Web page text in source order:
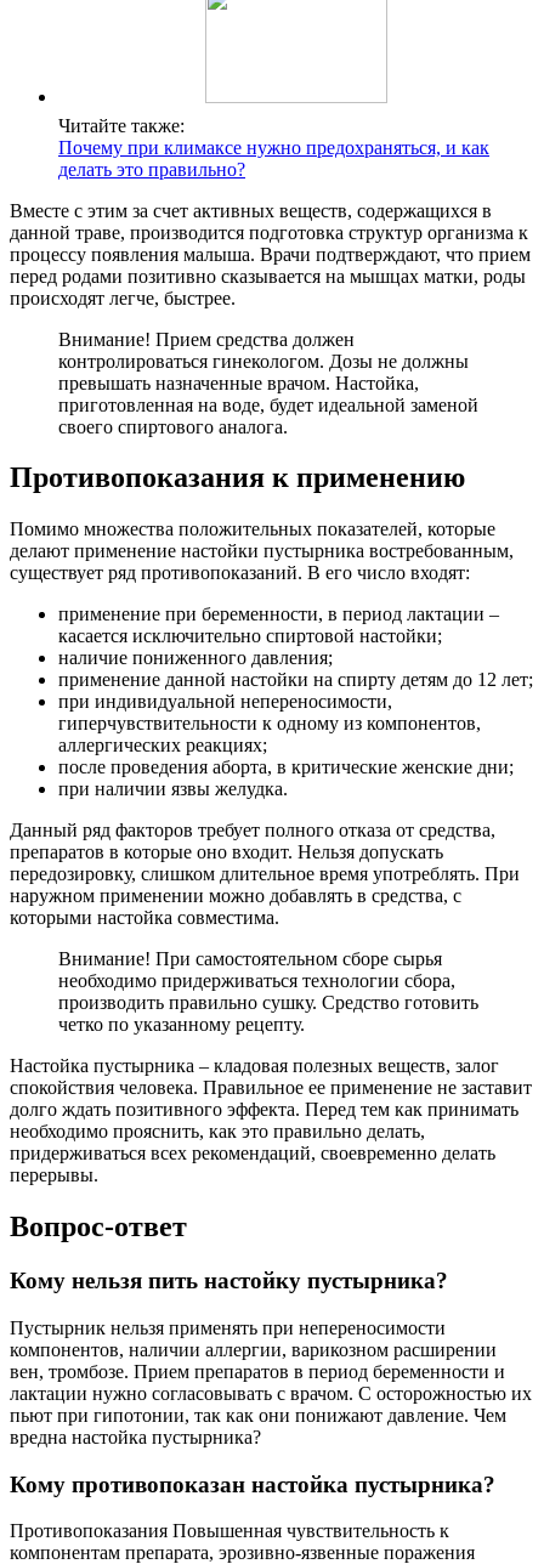
Читайте также:
Почему при климаксе нужно предохраняться, и как
делать это правильно?
Вместе с этим за счет активных веществ, содержащихся в
данной траве, производится подготовка структур организма к
процессу появления малыша. Врачи подтверждают, что прием
перед родами позитивно сказывается на мышцах матки, роды
происходят легче, быстрее.
Внимание! Прием средства должен
контролироваться гинекологом. Дозы не должны
превышать назначенные врачом. Настойка,
приготовленная на воде, будет идеальной заменой
своего спиртового аналога.
Противопоказания к применению
Помимо множества положительных показателей, которые
делают применение настойки пустырника востребованным,
существует ряд противопоказаний. В его число входят:
применение при беременности, в период лактации –
касается исключительно спиртовой настойки;
наличие пониженного давления;
применение данной настойки на спирту детям до 12 лет;
при индивидуальной непереносимости,
гиперчувствительности к одному из компонентов,
аллергических реакциях;
после проведения аборта, в критические женские дни;
при наличии язвы желудка.
Данный ряд факторов требует полного отказа от средства,
препаратов в которые оно входит. Нельзя допускать
передозировку, слишком длительное время употреблять. При
наружном применении можно добавлять в средства, с
которыми настойка совместима.
Внимание! При самостоятельном сборе сырья
необходимо придерживаться технологии сбора,
производить правильно сушку. Средство готовить
четко по указанному рецепту.
Настойка пустырника – кладовая полезных веществ, залог
спокойствия человека. Правильное ее применение не заставит
долго ждать позитивного эффекта. Перед тем как принимать
необходимо прояснить, как это правильно делать,
придерживаться всех рекомендаций, своевременно делать
перерывы.
Вопрос-ответ
Кому нельзя пить настойку пустырника?
Пустырник нельзя применять при непереносимости
компонентов, наличии аллергии, варикозном расширении
вен, тромбозе. Прием препаратов в период беременности и
лактации нужно согласовывать с врачом. С осторожностью их
пьют при гипотонии, так как они понижают давление. Чем
вредна настойка пустырника?
Кому противопоказан настойка пустырника?
Противопоказания Повышенная чувствительность к
компонентам препарата, эрозивно-язвенные поражения